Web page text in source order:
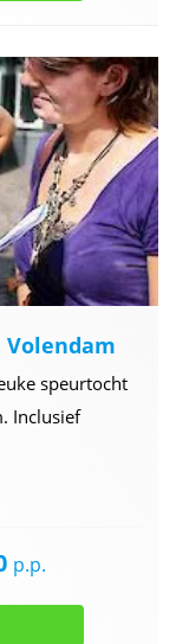
Volendam
speurtocht
Inclusief
p.p.